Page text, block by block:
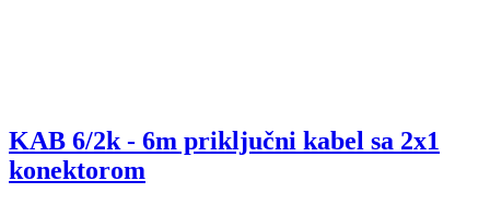
KAB 6/2k - 6m priključni kabel sa 2x1
konektorom